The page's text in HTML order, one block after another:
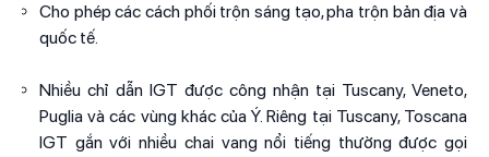
Cho phép các cách phối trộn sáng tạo, pha trộn bản địa và
quốc tế.
Nhiều chỉ dẫn IGT được công nhận tại Tuscany, Veneto,
Puglia và các vùng khác của Ý. Riêng tại Tuscany, Toscana
IGT gắn với nhiều chai vang nổi tiếng thường được gọi